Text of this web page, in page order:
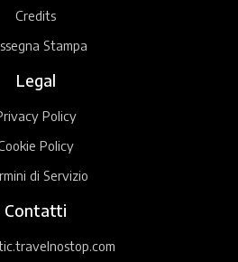
Credits
Stampa
Legal
Policy
Policy
di Servizio
Contatti